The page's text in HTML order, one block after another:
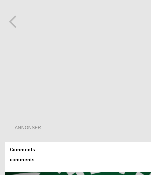
ANNONSER
Comments
comments